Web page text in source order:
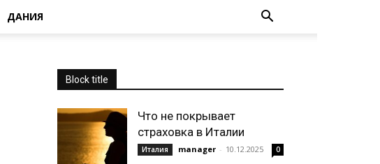
ДАНИЯ
Block title
Что не покрывает
страховка в Италии
Италия manager - 10.12.2025 0